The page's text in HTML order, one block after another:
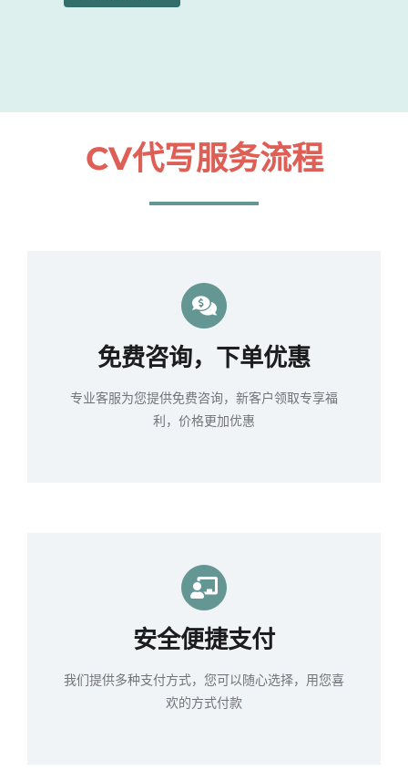
CV代写服务流程
免费咨询，下单优惠
专业客服为您提供免费咨询，新客户领取专享福
利，价格更加优惠
安全便捷支付
我们提供多种支付方式，您可以随心选择，用您喜
欢的方式付款